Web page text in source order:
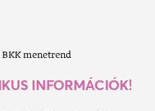
menetrend
INFORMÁCIÓK!